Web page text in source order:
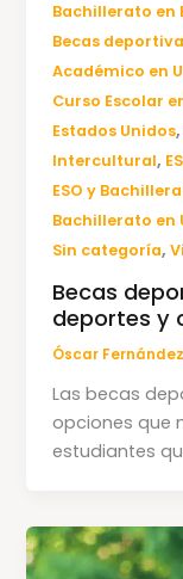
Bachillerato en
Becas
Académico en
Curso Escolar
Estados Unidos,
Intercultural,
ESO y
Bachillerato en
Sin categoría,
Becas
deportes y
Óscar Fernández
Las becas
opciones que
estudiantes